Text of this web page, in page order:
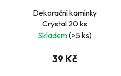
Dekorační kamínky
Crystal 20 ks
Skladem(>5 ks)
39 Kč